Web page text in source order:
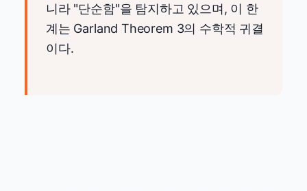
니라 "단순함"을 탐지하고 있으며, 이 한
계는 Garland Theorem 3의 수학적 귀결
이다.